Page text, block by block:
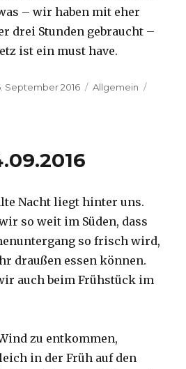
– wir haben mit eher
drei Stunden gebraucht –
ist ein must have.
September 2016 Kategorien
Allgemein
Nacht liegt hinter uns.
so weit im Süden, dass
so frisch wird,
draußen essen können.
auch beim Frühstück im
zu entkommen,
in der Früh auf den